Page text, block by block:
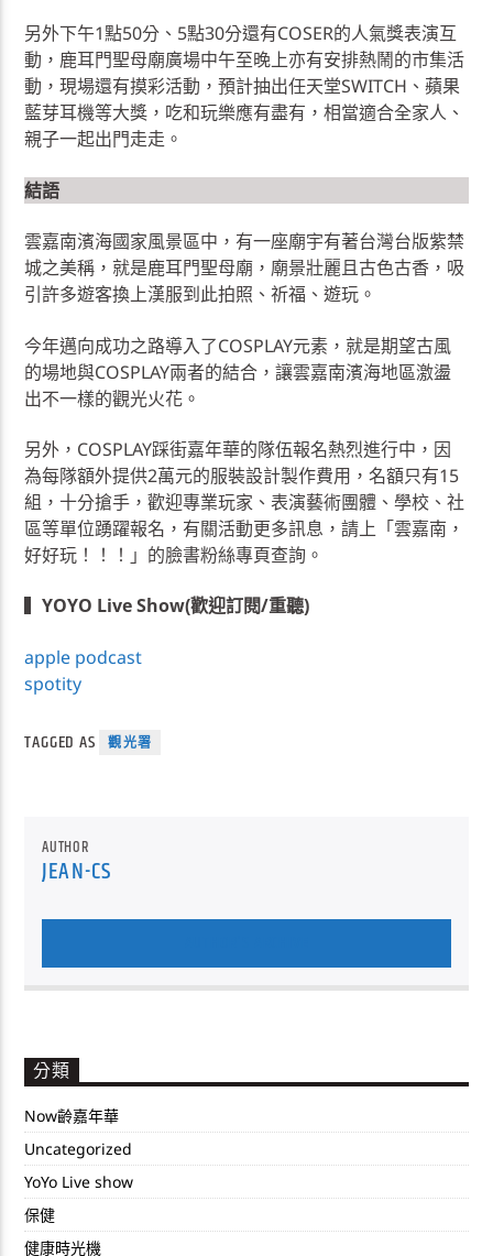
另外下午1點50分、5點30分還有COSER的人氣獎表演互
動，鹿耳門聖母廟廣場中午至晚上亦有安排熱鬧的市集活
動，現場還有摸彩活動，預計抽出任天堂SWITCH、蘋果
藍芽耳機等大獎，吃和玩樂應有盡有，相當適合全家人、
親子一起出門走走。
結語
雲嘉南濱海國家風景區中，有一座廟宇有著台灣台版紫禁
城之美稱，就是鹿耳門聖母廟，廟景壯麗且古色古香，吸
引許多遊客換上漢服到此拍照、祈福、遊玩。
今年邁向成功之路導入了COSPLAY元素，就是期望古風
的場地與COSPLAY兩者的結合，讓雲嘉南濱海地區激盪
出不一樣的觀光火花。
另外，COSPLAY踩街嘉年華的隊伍報名熱烈進行中，因
為每隊額外提供2萬元的服裝設計製作費用，名額只有15
組，十分搶手，歡迎專業玩家、表演藝術團體、學校、社
區等單位踴躍報名，有關活動更多訊息，請上「雲嘉南，
好好玩！！！」的臉書粉絲專頁查詢。
▍YOYO Live Show(歡迎訂閱/重聽)
apple podcast
spotity
TAGGED AS 觀光署
AUTHOR
JEAN-CS
分類
Now齡嘉年華
Uncategorized
YoYo Live show
保健
健康時光機